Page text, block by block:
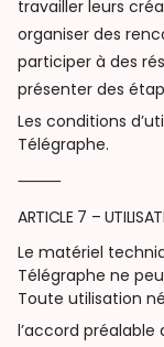
travailler leurs
organiser des
participer à des
présenter des
Les conditions
Télégraphe.
⸻
ARTICLE 7 –
Le matériel
Télégraphe ne
Toute utilisation
l’accord préalable